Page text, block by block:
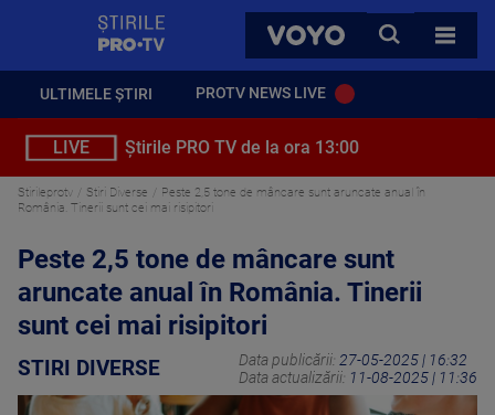
VOYO
CAUTA
TOATE
ULTIMELE ȘTIRI PROTV NEWS LIVE
LIVE Știrile PRO TV de la ora 13:00
Stirileprotv Stiri Diverse
Peste 2,5 tone de mâncare sunt aruncate anual în
România. Tinerii sunt cei mai risipitori
Peste 2,5 tone de mâncare sunt
aruncate anual în România. Tinerii
sunt cei mai risipitori
STIRI DIVERSE Data publicării: 27-05-2025 | 16:32
Data actualizării: 11-08-2025 | 11:36